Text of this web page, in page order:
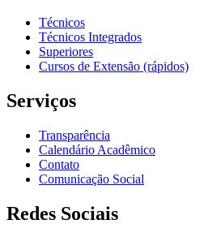
Técnicos
Técnicos Integrados
Superiores
Cursos de Extensão (rápidos)
Serviços
Transparência
Calendário Acadêmico
Contato
Comunicação Social
Redes Sociais